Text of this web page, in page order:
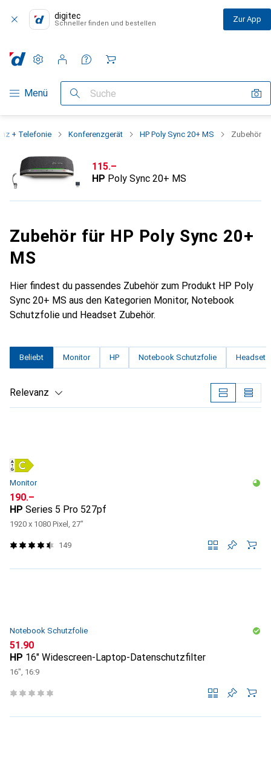
digitec
Schneller finden und bestellen Zur App
Navigation nach Kategorien
Menü Suche
Einstellungen
Kundenkonto
Vergleichslisten
Merklisten
Warenkorb
+ Telefonie Konferenzgerät HP Poly Sync 20+ MS Zubehör
CHF
115.–
HP Poly Sync 20+ MS
Zubehör für HP Poly Sync 20+
MS
Hier findest du passendes Zubehör zum Produkt HP Poly
Sync 20+ MS aus den Kategorien Monitor, Notebook
Schutzfolie und Headset Zubehör.
Beliebt Monitor HP Notebook Schutzfolie Headset
Relevanz
Monitor
CHF
190.–
HP Series 5 Pro 527pf
1920 x 1080 Pixel, 27"
149
Notebook Schutzfolie
CHF
51.90
HP 16" Widescreen-Laptop-Datenschutzfilter
16", 16:9